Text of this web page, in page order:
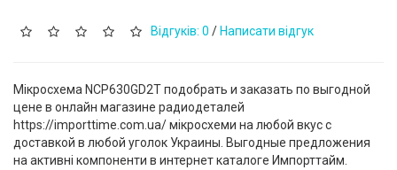
Відгуків: 0 / Написати відгук
Мікросхема NCP630GD2T подобрать и заказать по выгодной
цене в онлайн магазине радиодеталей
https://importtime.com.ua/ мікросхеми на любой вкус с
доставкой в любой уголок Украины. Выгодные предложения
на активні компоненти в интернет каталоге Импорттайм.